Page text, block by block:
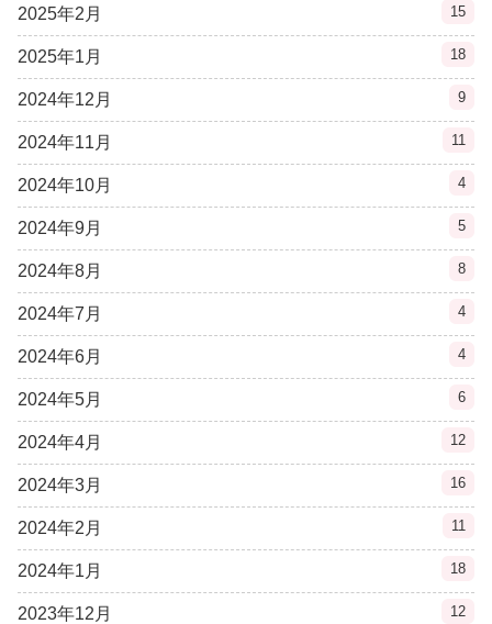
2025年2月 15
2025年1月 18
2024年12月 9
2024年11月 11
2024年10月 4
2024年9月 5
2024年8月 8
2024年7月 4
2024年6月 4
2024年5月 6
2024年4月 12
2024年3月 16
2024年2月 11
2024年1月 18
2023年12月 12